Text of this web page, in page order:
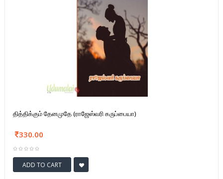
தித்திக்கும் தேனமுதே (ராஜேஸ்வரி கருப்பையா)
330.00
ADD TO CART